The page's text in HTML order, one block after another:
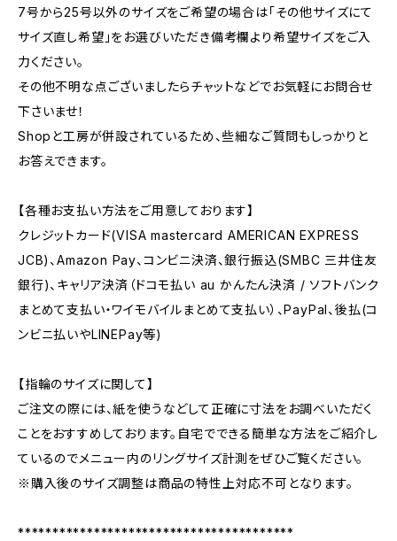
7号から25号以外のサイズをご希望の場合は「その他サイズにて
サイズ直し希望」をお選びいただき備考欄より希望サイズをご入
力ください。
その他不明な点ございましたらチャットなどでお気軽にお問合せ
下さいませ！
Shopと工房が併設されているため、些細なご質問もしっかりと
お答えできます。
【各種お支払い方法をご用意しております】
クレジットカード(VISA mastercard AMERICAN EXPRESS
JCB)、Amazon Pay、コンビニ決済、銀行振込(SMBC 三井住友
銀行)、キャリア決済（ドコモ払い au かんたん決済 / ソフトバンク
まとめて支払い・ワイモバイルまとめて支払い）、PayPal、後払(コ
ンビニ払いやLINEPay等)
【指輪のサイズに関して】
ご注文の際には、紙を使うなどして正確に寸法をお調べいただく
ことをおすすめしております。自宅でできる簡単な方法をご紹介し
ているのでメニュー内のリングサイズ計測をぜひご覧ください。
※購入後のサイズ調整は商品の特性上対応不可となります。
****************************************